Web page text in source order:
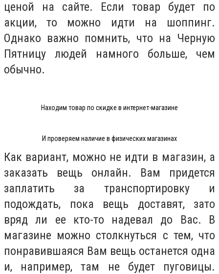
ценой на сайте. Если товар будет по
акции, то можно идти на шоппинг.
Однако важно помнить, что на Черную
Пятницу людей намного больше, чем
обычно.
Находим товар по скидке в интернет-магазине
И проверяем наличие в физических магазинах
Как вариант, можно не идти в магазин, а
заказать вещь онлайн. Вам придется
заплатить за транспортировку и
подождать, пока вещь доставят, зато
вряд ли ее кто-то надевал до Вас. В
магазине можно столкнуться с тем, что
понравившаяся Вам вещь останется одна
и, например, там не будет пуговицы.